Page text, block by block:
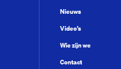
Nieuws
Video’s
Wie zijn we
Contact